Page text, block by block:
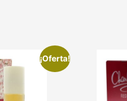
¡Oferta!